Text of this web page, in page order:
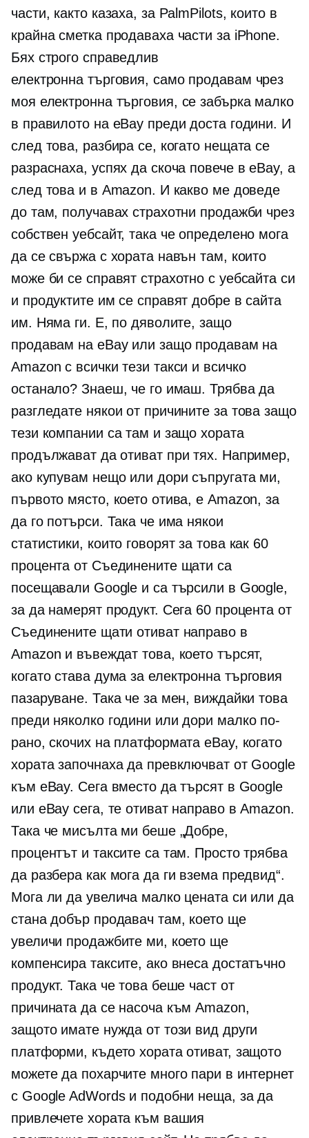
части, както казаха, за PalmPilots, които в
крайна сметка продаваха части за iPhone.
Бях строго справедлив
електронна търговия, само продавам чрез
моя електронна търговия, се забърка малко
в правилото на eBay преди доста години. И
след това, разбира се, когато нещата се
разраснаха, успях да скоча повече в eBay, а
след това и в Amazon. И какво ме доведе
до там, получавах страхотни продажби чрез
собствен уебсайт, така че определено мога
да се свържа с хората навън там, които
може би се справят страхотно с уебсайта си
и продуктите им се справят добре в сайта
им. Няма ги. Е, по дяволите, защо
продавам на eBay или защо продавам на
Amazon с всички тези такси и всичко
останало? Знаеш, че го имаш. Трябва да
разгледате някои от причините за това защо
тези компании са там и защо хората
продължават да отиват при тях. Например,
ако купувам нещо или дори съпругата ми,
първото място, което отива, е Amazon, за
да го потърси. Така че има някои
статистики, които говорят за това как 60
процента от Съединените щати са
посещавали Google и са търсили в Google,
за да намерят продукт. Сега 60 процента от
Съединените щати отиват направо в
Amazon и въвеждат това, което търсят,
когато става дума за електронна търговия
пазаруване. Така че за мен, виждайки това
преди няколко години или дори малко по-
рано, скочих на платформата eBay, когато
хората започнаха да превключват от Google
към eBay. Сега вместо да търсят в Google
или eBay сега, те отиват направо в Amazon.
Така че мисълта ми беше „Добре,
процентът и таксите са там. Просто трябва
да разбера как мога да ги взема предвид“.
Мога ли да увелича малко цената си или да
стана добър продавач там, което ще
увеличи продажбите ми, което ще
компенсира таксите, ако внеса достатъчно
продукт. Така че това беше част от
причината да се насоча към Amazon,
защото имате нужда от този вид други
платформи, където хората отиват, защото
можете да похарчите много пари в интернет
с Google AdWords и подобни неща, за да
привлечете хората към вашия